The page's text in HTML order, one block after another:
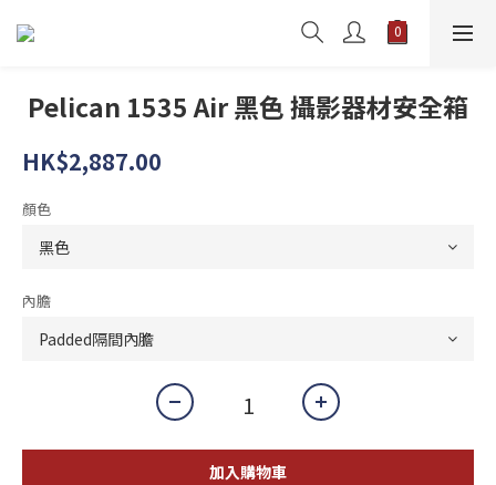
Pelican 1535 Air 黑色 攝影器材安全箱
HK$2,887.00
顏色
內膽
加入購物車